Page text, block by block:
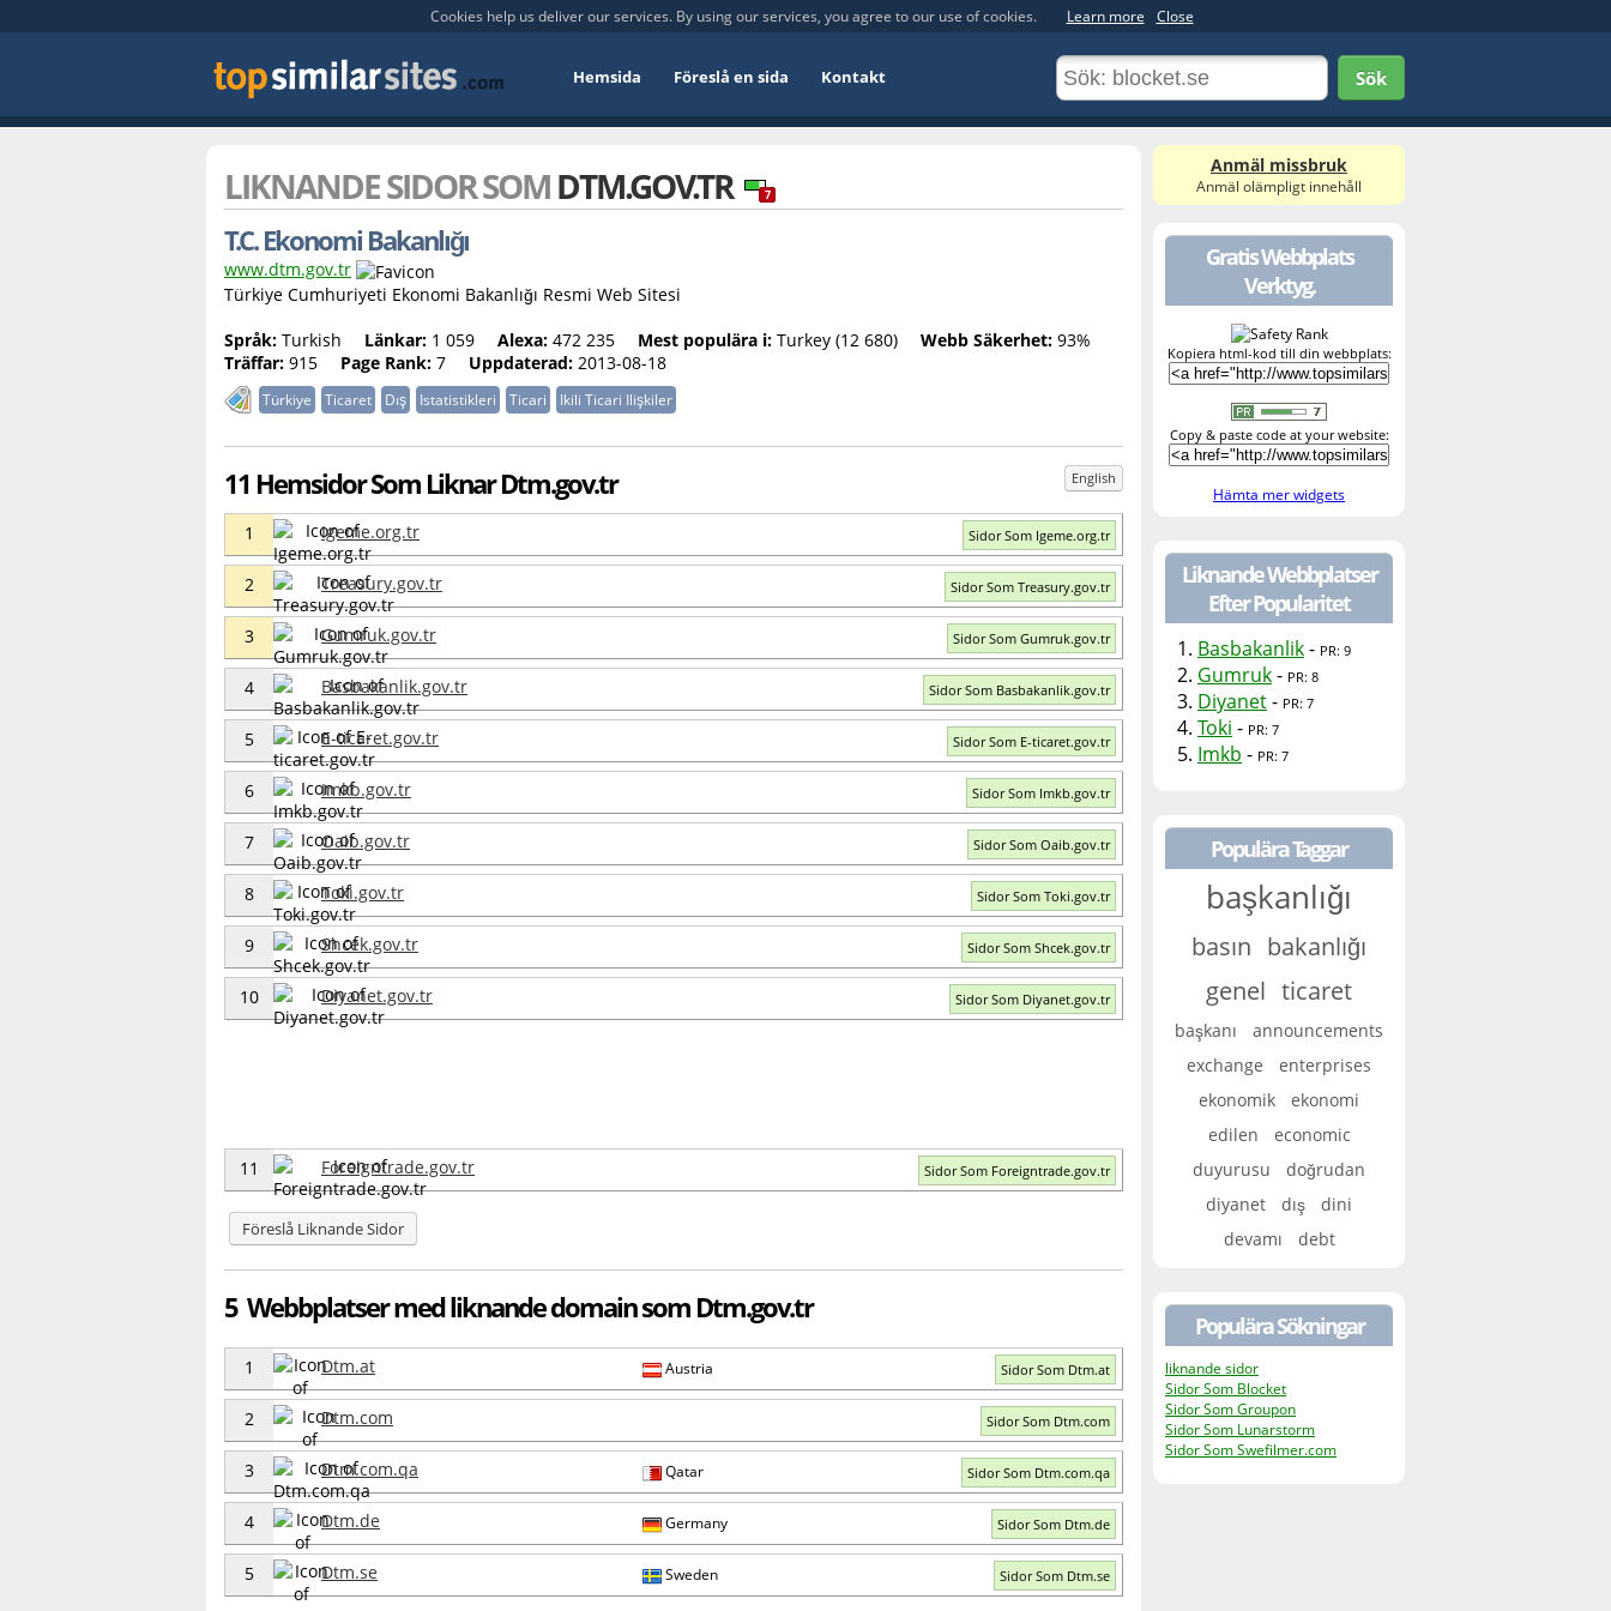
Cookies help us deliver our services. By using our services, you agree to our use of cookies. Learn more Close
Hemsida Föreslå en sida Kontakt Sök
LIKNANDE SIDOR SOMDTM.GOV.TR 7
T.C. Ekonomi Bakanlığı
www.dtm.gov.tr
Türkiye Cumhuriyeti Ekonomi Bakanlığı Resmi Web Sitesi
Språk: Turkish Länkar: 1 059 Alexa: 472 235 Mest populära i: Turkey (12 680) Webb Säkerhet: 93%
Träffar: 915 Page Rank: 7 Uppdaterad: 2013-08-18
Türkiye Ticaret Dış Istatistikleri Ticari Ikili Ticari Ilişkiler
11 Hemsidor Som Liknar Dtm.gov.tr English
1 Igeme.org.tr Sidor Som Igeme.org.tr
2 Treasury.gov.tr Sidor Som Treasury.gov.tr
3 Gumruk.gov.tr Sidor Som Gumruk.gov.tr
4 Basbakanlik.gov.tr Sidor Som Basbakanlik.gov.tr
5 E-ticaret.gov.tr Sidor Som E-ticaret.gov.tr
6 Imkb.gov.tr Sidor Som Imkb.gov.tr
7 Oaib.gov.tr Sidor Som Oaib.gov.tr
8 Toki.gov.tr Sidor Som Toki.gov.tr
9 Shcek.gov.tr Sidor Som Shcek.gov.tr
10 Diyanet.gov.tr Sidor Som Diyanet.gov.tr
11 Foreigntrade.gov.tr Sidor Som Foreigntrade.gov.tr
Föreslå Liknande Sidor
5 Webbplatser med liknande domain som Dtm.gov.tr
1 Dtm.at Austria Sidor Som Dtm.at
2 Dtm.com Sidor Som Dtm.com
3 Dtm.com.qa Qatar Sidor Som Dtm.com.qa
4 Dtm.de Germany Sidor Som Dtm.de
5 Dtm.se Sweden Sidor Som Dtm.se
Anmäl missbruk
Anmäl olämpligt innehåll
Gratis Webbplats
Verktyg.
Kopiera html-kod till din webbplats:
Copy & paste code at your website:
Hämta mer widgets
Liknande Webbplatser
Efter Popularitet
1. Basbakanlik- PR: 9
2. Gumruk- PR: 8
3. Diyanet- PR: 7
4. Toki - PR: 7
5. Imkb - PR: 7
Populära Taggar
başkanlığı
basın bakanlığı
genel ticaret
başkanı
announcements
exchange
enterprises
ekonomik
ekonomi
edilen
economic
duyurusu
doğrudan
diyanet
dış
dini
devamı
debt
Populära Sökningar
liknande sidor
Sidor Som Blocket
Sidor Som Groupon
Sidor Som Lunarstorm
Sidor Som Swefilmer.com